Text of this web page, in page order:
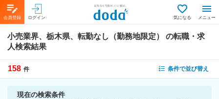
会員登録 ログイン 気になる メニュー
小売業界、栃木県、転勤なし（勤務地限定）
の転職・求
人検索結果
158 件 条件で並び替え
現在の検索条件